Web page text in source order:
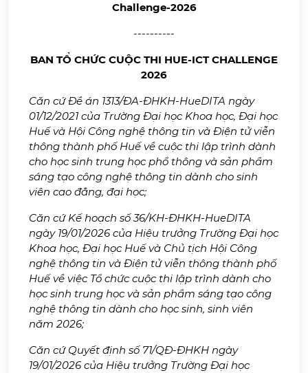
Challenge-2026
----------
BAN TỔ CHỨC CUỘC THI HUE-ICT CHALLENGE
2026
Căn cứ Đề án 1313/ĐA-ĐHKH-HueDITA ngày
01/12/2021 của Trường Đại học Khoa học, Đại học
Huế và Hội Công nghệ thông tin và Điện tử viễn
thông thành phố Huế về cuộc thi lập trình dành
cho học sinh trung học phổ thông và sản phẩm
sáng tạo công nghệ thông tin dành cho sinh
viên cao đẳng, đại học;
Căn cứ Kế hoạch số 36/KH-ĐHKH-HueDITA
ngày 19/01/2026 của Hiệu trưởng Trường Đại học
Khoa học, Đại học Huế và Chủ tịch Hội Công
nghệ thông tin và Điện tử viễn thông thành phố
Huế về việc Tổ chức cuộc thi lập trình dành cho
học sinh trung học và sản phẩm sáng tạo công
nghệ thông tin dành cho học sinh, sinh viên
năm 2026;
Căn cứ Quyết định số 71/QĐ-ĐHKH ngày
19/01/2026 của Hiệu trưởng Trường Đại học